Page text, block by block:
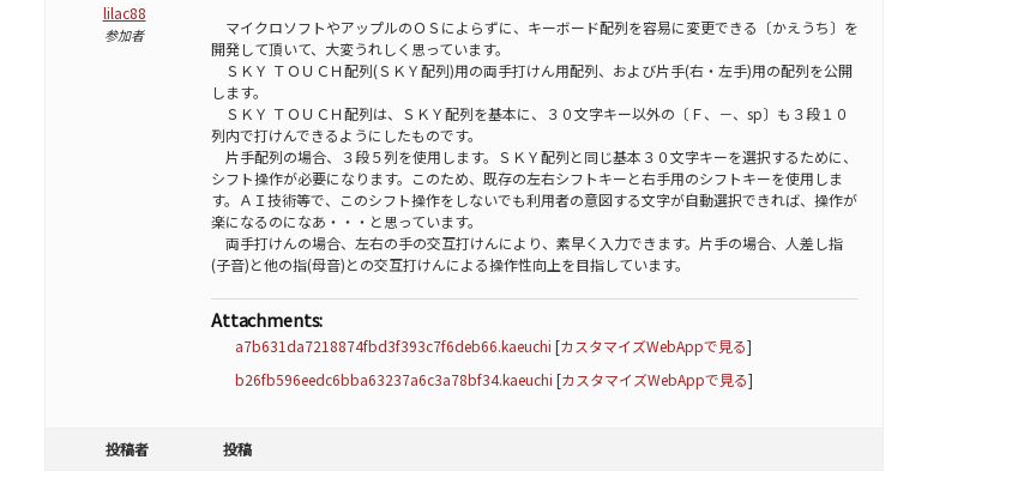
lilac88
参加者
マイクロソフトやアップルのＯＳによらずに、キーボード配列を容易に変更できる〔かえうち〕を
開発して頂いて、大変うれしく思っています。
ＳＫＹ ＴＯＵＣＨ配列(ＳＫＹ配列)用の両手打けん用配列、および片手(右・左手)用の配列を公開
します。
ＳＫＹ ＴＯＵＣＨ配列は、ＳＫＹ配列を基本に、３０文字キー以外の〔Ｆ、－、sp〕も３段１０
列内で打けんできるようにしたものです。
片手配列の場合、３段５列を使用します。ＳＫＹ配列と同じ基本３０文字キーを選択するために、
シフト操作が必要になります。このため、既存の左右シフトキーと右手用のシフトキーを使用しま
す。ＡＩ技術等で、このシフト操作をしないでも利用者の意図する文字が自動選択できれば、操作が
楽になるのになあ・・・と思っています。
両手打けんの場合、左右の手の交互打けんにより、素早く入力できます。片手の場合、人差し指
(子音)と他の指(母音)との交互打けんによる操作性向上を目指しています。
Attachments:
a7b631da7218874fbd3f393c7f6deb66.kaeuchi [カスタマイズWebAppで見る]
b26fb596eedc6bba63237a6c3a78bf34.kaeuchi [カスタマイズWebAppで見る]
投稿者 投稿